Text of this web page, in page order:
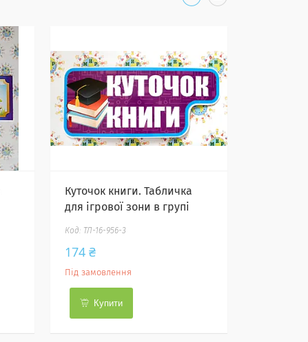
Куточок книги. Табличка
для ігрової зони в групі
ТЛ-16-956-3
174 ₴
Під замовлення
Купити